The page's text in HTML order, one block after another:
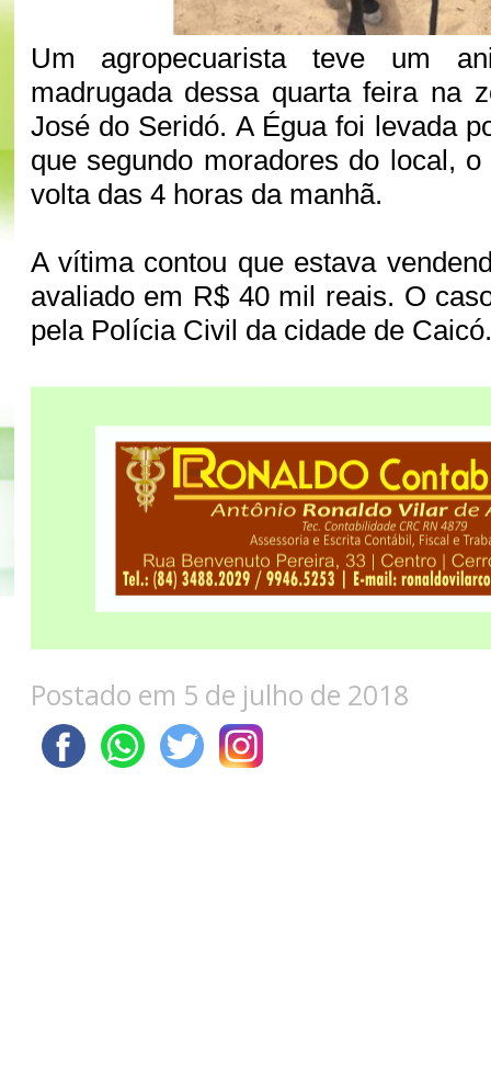
Um agropecuarista teve um
madrugada dessa quarta feira na
José do Seridó. A Égua foi levada
que segundo moradores do local,
volta das 4 horas da manhã.
A vítima contou que estava
avaliado em R$ 40 mil reais. O
pela Polícia Civil da cidade de
Postado em 5 de julho de 2018